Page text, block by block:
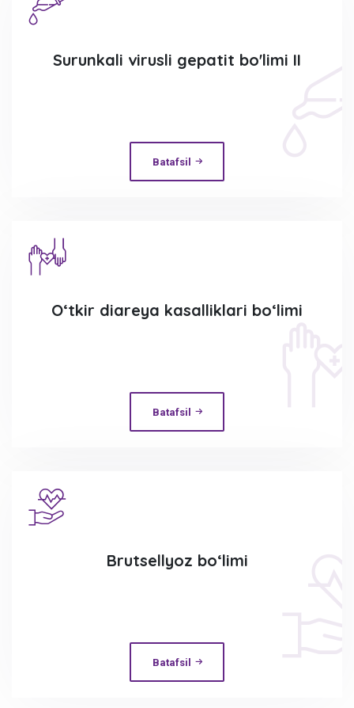
Surunkali virusli gepatit bo'limi II
Batafsil
O‘tkir diareya kasalliklari bo‘limi
Batafsil
Brutsellyoz bo‘limi
Batafsil